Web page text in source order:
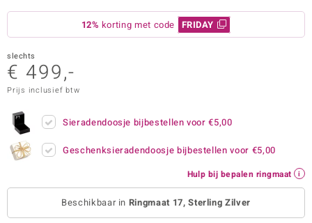
Paraíso
Collection
12% korting met code FRIDAY
slechts
€ 499,-
Prijs inclusief btw
Sieradendoosje bijbestellen voor€5,00
Geschenksieradendoosje bijbestellen voor €5,00
Hulp bij bepalen ringmaat
Beschikbaar in Ringmaat 17, Sterling Zilver